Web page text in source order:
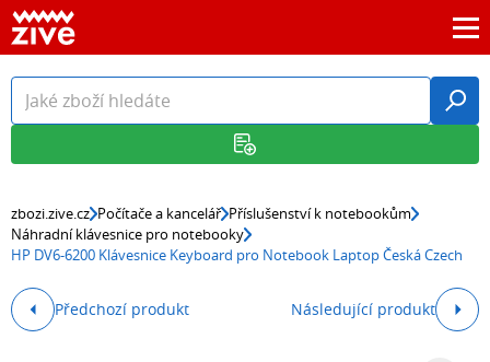
zbozi.zive.cz Počítače a kancelář Příslušenství k notebookům
Náhradní klávesnice pro notebooky
HP DV6-6200 Klávesnice Keyboard pro Notebook Laptop Česká Czech
Předchozí produkt Následující produkt